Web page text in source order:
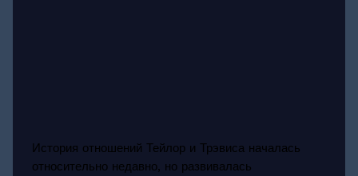
История отношений Тейлор и Трэвиса началась
относительно недавно, но развивалась